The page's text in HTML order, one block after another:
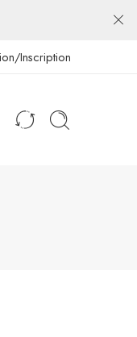
Inscription